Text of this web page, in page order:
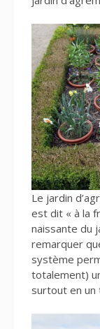
Le jardin
est dit « à la
naissante du
remarquer
système
totalement)
surtout en un